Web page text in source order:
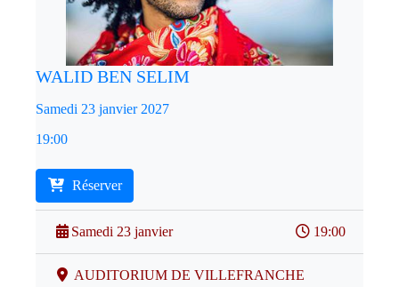
WALID BEN SELIM
Samedi 23 janvier 2027
19:00
Réserver
Samedi 23 janvier 19:00
AUDITORIUM DE VILLEFRANCHE